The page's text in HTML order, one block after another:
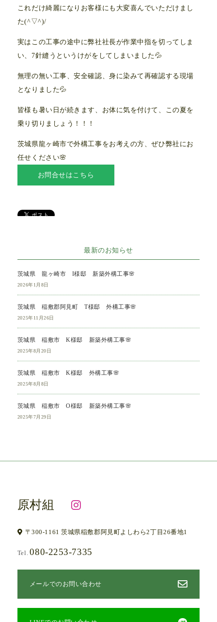
これだけ綺麗になりお客様にも大変喜んでいただけまし
た(^▽^)/
実はこの工事の途中に弊社社長が作業中指を切ってしま
い、7針縫うというけがをしてしまいました💦
無理の無い工事、安全確認、身に染みて再確認する現場
となりました💦
皆様も暑い日が続きます、お体に気を付けて、この夏を
乗り切りましょう！！！
茨城県龍ヶ崎市で外構工事をお考えの方、ぜひ弊社にお
任せください🌸
お問合せはこちら
最新のお知らせ
茨城県 龍ヶ崎市 I様邸 新築外構工事🌸
2026年1月8日
茨城県 稲敷郡阿見町 T様邸 外構工事🌸
2025年11月26日
茨城県 稲敷市 K様邸 新築外構工事🌸
2025年8月20日
茨城県 稲敷市 K様邸 外構工事🌸
2025年8月8日
茨城県 稲敷市 O様邸 新築外構工事🌸
2025年7月29日
原村組
〒300-1161 茨城県稲敷郡阿見町よしわら2丁目26番地1
Tel. 080-2253-7335
メールでのお問い合わせ